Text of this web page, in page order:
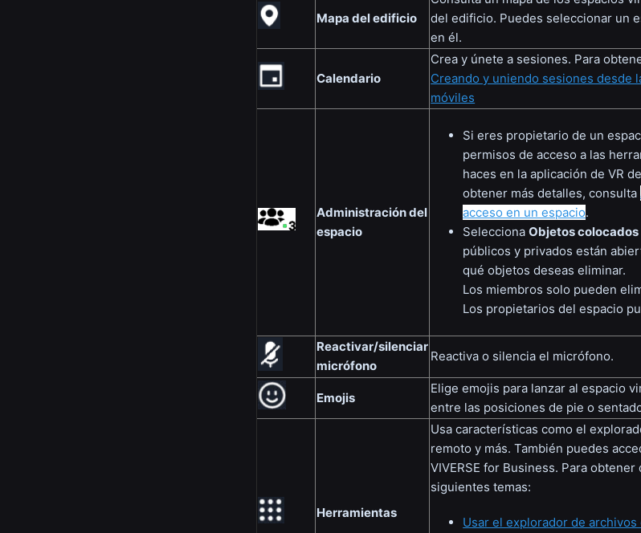
Mapa del edificio
del edificio. Puedes seleccionar un
en él.
Calendario
Crea y únete a sesiones. Para
Creando y uniendo sesiones desde
móviles
Administración del
espacio
Si eres propietario de un
permisos de acceso a las
haces en la aplicación de VR
obtener más detalles, consulta
acceso en un espacio.
SeleccionaObjetos colocados
públicos y privados están
qué objetos deseas eliminar.
Los miembros solo pueden
Los propietarios del espacio
Reactivar/silenciar
micrófono
Reactiva o silencia el micrófono.
Emojis
Elige emojis para lanzar al espacio
entre las posiciones de pie o
Herramientas
Usa características como el
remoto y más. También puedes
VIVERSE for Business. Para
siguientes temas:
Usar el explorador de